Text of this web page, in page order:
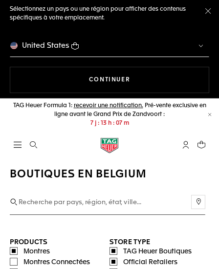
Sélectionnez un pays ou une région pour afficher des contenus
spécifiques à votre emplacement.
United States
CONTINUER
TAG Heuer Formula 1: recevoir une notification.Pré-vente exclusive en
ligne avant le Grand Prix de Zandvoort :
7 j 13 h 07 m
Ouvrir la barre de recherche Compte My
Votre
BOUTIQUES EN BELGIUM
PRODUCTS
Montres
Montres Connectées
STORE TYPE
TAG Heuer Boutiques
Official Retailers